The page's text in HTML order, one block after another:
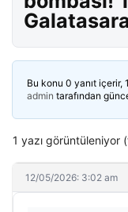
Bu konu 0 yanıt içerir,
admin tarafından
1 yazı görüntüleniyor
12/05/2026: 3:02 am